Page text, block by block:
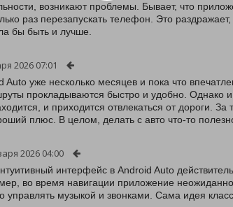
возникают проблемы. Бывает, что
раз перезапускать телефон. Это
бы быть и лучше.
2026 07:01
Auto уже несколько месяцев и пока что
прокладываются быстро и удобно. Однако
и приходится отвлекаться от дороги.
плюс. В целом, делать с авто что-то
2026 04:00
интерфейс в Android Auto
во время навигации приложение
управлять музыкой и звонками. Сама идея